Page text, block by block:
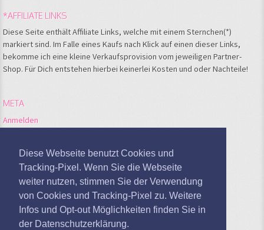
Diese Webseite benutzt Cookies und
Tracking-Pixel. Wenn Sie die Webseite
weiter nutzen, stimmen Sie der Verwendung
von Cookies und Tracking-Pixel zu. Weitere
Infos und Opt-out Möglichkeiten finden Sie in
der Datenschutzerklärung.
*AFFILIATE LINKS
Diese Seite enthält Affiliate Links, welche mit einem Sternchen(*)
markiert sind. Im Falle eines Kaufs nach Klick auf einen dieser Links,
bekomme ich eine kleine Verkaufsprovision vom jeweiligen Partner-
Shop. Für Dich entstehen hierbei keinerlei Kosten und oder Nachteile!
META
Anmelden
Kommentare-Feed
Google Analytics deaktivieren